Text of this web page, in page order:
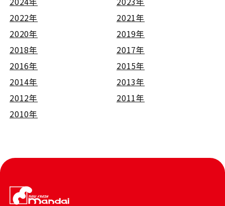
2022年
2021年
2020年
2019年
2018年
2017年
2016年
2015年
2014年
2013年
2012年
2011年
2010年